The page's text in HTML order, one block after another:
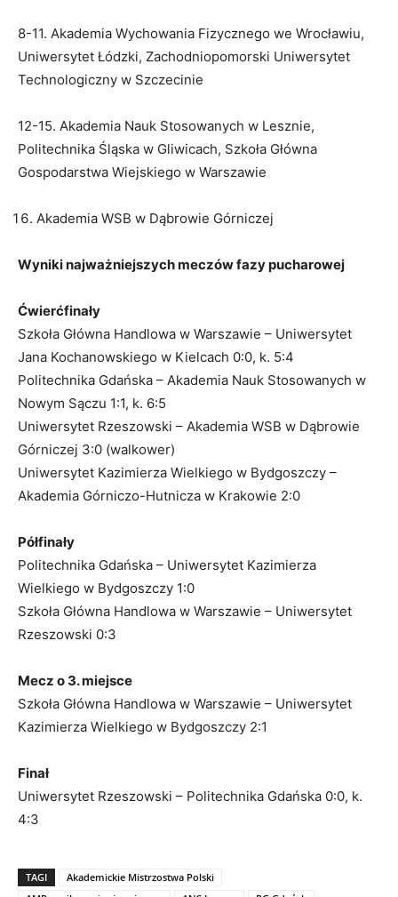
8-11. Akademia Wychowania Fizycznego we Wrocławiu,
Uniwersytet Łódzki, Zachodniopomorski Uniwersytet
Technologiczny w Szczecinie
12-15. Akademia Nauk Stosowanych w Lesznie,
Politechnika Śląska w Gliwicach, Szkoła Główna
Gospodarstwa Wiejskiego w Warszawie
Akademia WSB w Dąbrowie Górniczej
Wyniki najważniejszych meczów fazy pucharowej
Ćwierćfinały
Szkoła Główna Handlowa w Warszawie – Uniwersytet
Jana Kochanowskiego w Kielcach 0:0, k. 5:4
Politechnika Gdańska – Akademia Nauk Stosowanych w
Nowym Sączu 1:1, k. 6:5
Uniwersytet Rzeszowski – Akademia WSB w Dąbrowie
Górniczej 3:0 (walkower)
Uniwersytet Kazimierza Wielkiego w Bydgoszczy –
Akademia Górniczo-Hutnicza w Krakowie 2:0
Półfinały
Politechnika Gdańska – Uniwersytet Kazimierza
Wielkiego w Bydgoszczy 1:0
Szkoła Główna Handlowa w Warszawie – Uniwersytet
Rzeszowski 0:3
Mecz o 3. miejsce
Szkoła Główna Handlowa w Warszawie – Uniwersytet
Kazimierza Wielkiego w Bydgoszczy 2:1
Finał
Uniwersytet Rzeszowski – Politechnika Gdańska 0:0, k.
4:3
TAGI
Akademickie Mistrzostwa Polski